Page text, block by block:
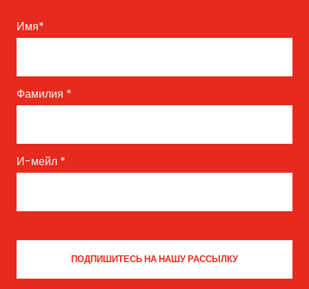
Имя*
Фамилия *
И-мейл *